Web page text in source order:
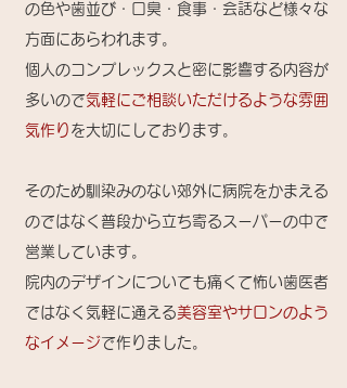
の色や歯並び・口臭・食事・会話など様々な
方面にあらわれます。
個人のコンプレックスと密に影響する内容が
多いので気軽にご相談いただけるような雰囲
気作り を大切にしております。
そのため馴染みのない郊外に病院をかまえる
のではなく普段から立ち寄るスーパーの中で
営業しています。
院内のデザインについても痛くて怖い歯医者
ではなく気軽に通える美容室やサロンのよう
なイメージで作りました。